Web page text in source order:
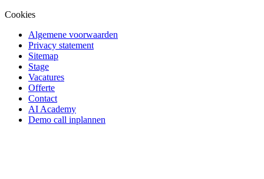
Cookies
Algemene voorwaarden
Privacy statement
Sitemap
Stage
Vacatures
Offerte
Contact
AI Academy
Demo call inplannen